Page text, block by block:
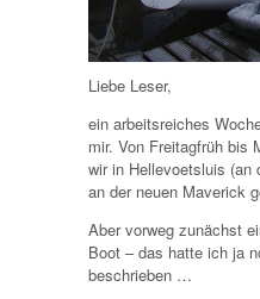
Liebe Leser,
ein arbeitsreiches
mir. Von Freitagfrüh bis
wir in Hellevoetsluis (an
an der neuen Maverick
Aber vorweg zunächst
Boot – das hatte ich ja
beschrieben …